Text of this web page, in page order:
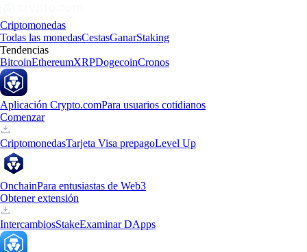
Criptomonedas
Todas las monedasCestasGanarStaking
Tendencias
BitcoinEthereumXRPDogecoinCronos
Aplicación Crypto.comPara usuarios cotidianos
Comenzar
CriptomonedasTarjeta Visa prepagoLevel Up
OnchainPara entusiastas de Web3
Obtener extensión
IntercambiosStakeExaminar DApps